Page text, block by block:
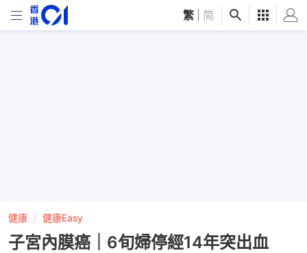
繁 简
健康 健康Easy
子宮內膜癌｜6旬婦停經14年突出血